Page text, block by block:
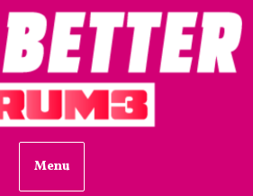
Menu